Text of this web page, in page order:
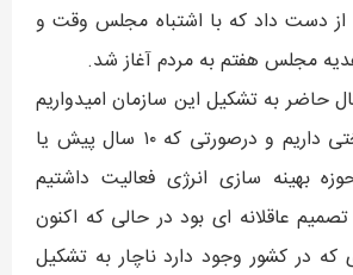
از دست داد که با اشتباه مجلس وقت و
مجلس هفتم به مردم آغاز شد.
حاضر به تشکیل این سازمان امیدواریم
زیرا الان شرایط سختی داریم و درصورتی که ۱۰ سال پیش یا
بهینه سازی انرژی فعالیت داشتیم
عاقلانه ای بود در حالی که اکنون
که در کشور وجود دارد ناچار به تشکیل